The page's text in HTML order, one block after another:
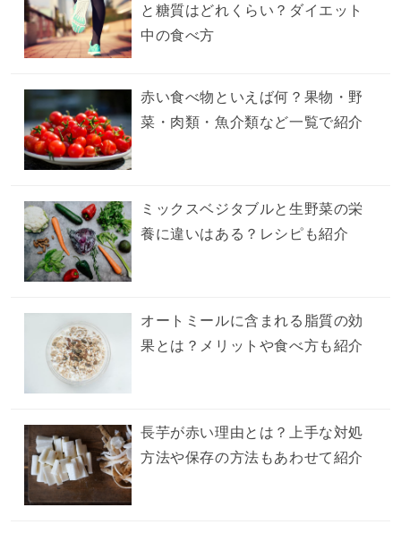
と糖質はどれくらい？ダイエット
中の食べ方
赤い食べ物といえば何？果物・野
菜・肉類・魚介類など一覧で紹介
ミックスベジタブルと生野菜の栄
養に違いはある？レシピも紹介
オートミールに含まれる脂質の効
果とは？メリットや食べ方も紹介
長芋が赤い理由とは？上手な対処
方法や保存の方法もあわせて紹介